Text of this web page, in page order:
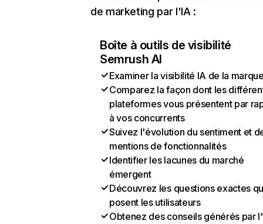
de marketing par l'IA :
Boîte à outils de visibilité
Semrush AI
Examiner la visibilité IA de la
Comparez la façon dont les
plateformes vous présentent par
à vos concurrents
Suivez l'évolution du sentiment et
mentions de fonctionnalités
Identifier les lacunes du marché
émergent
Découvrez les questions exactes
posent les utilisateurs
Obtenez des conseils générés par